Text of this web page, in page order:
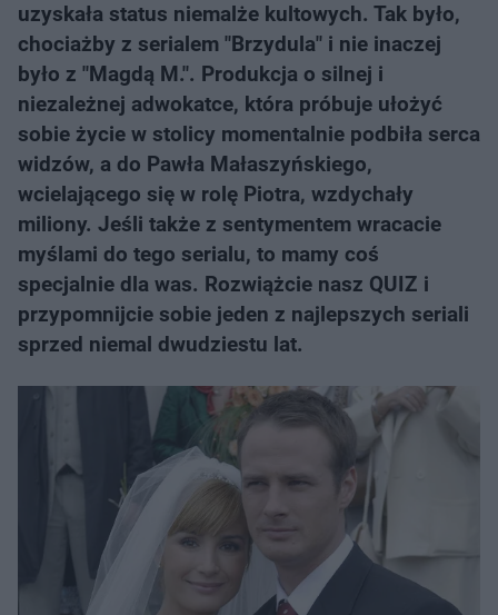
uzyskała status niemalże kultowych. Tak było,
chociażby z serialem "Brzydula" i nie inaczej
było z "Magdą M.". Produkcja o silnej i
niezależnej adwokatce, która próbuje ułożyć
sobie życie w stolicy momentalnie podbiła serca
widzów, a do Pawła Małaszyńskiego,
wcielającego się w rolę Piotra, wzdychały
miliony. Jeśli także z sentymentem wracacie
myślami do tego serialu, to mamy coś
specjalnie dla was. Rozwiążcie nasz QUIZ i
przypomnijcie sobie jeden z najlepszych seriali
sprzed niemal dwudziestu lat.